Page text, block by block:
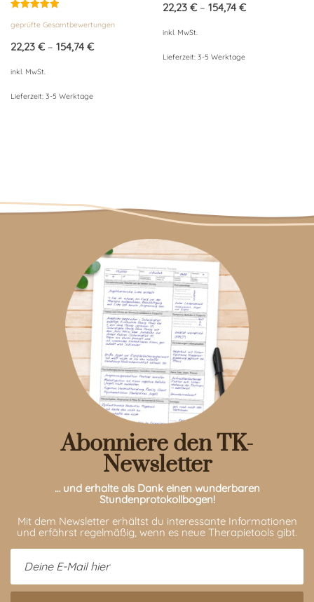
mit
von 5
geprüfte Gesamtbewertungen
22,23 € – 154,74 €
inkl. MwSt.
Lieferzeit: 3-5 Werktage
22,23€ –154,74€
inkl. MwSt.
Lieferzeit:3-5 Werktage
Abonniere den TK-
Newsletter
… und erhalte als Dank einen wunderbaren
Stundenprotokollbogen!
Mit dem Newsletter erhältst du interessante Informationen
und erfährst regelmäßig, wenn es neue Therapietools gibt.